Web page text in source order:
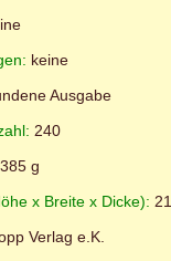
keine
Ausgabe
240
385 g
x Breite x Dicke):
Verlag e.K.